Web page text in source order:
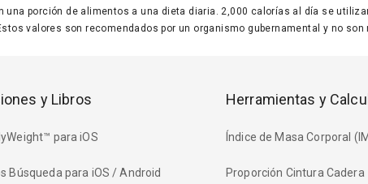
una porción de alimentos a una dieta diaria. 2,000 calorías al día se
valores son recomendados por un organismo gubernamental y no son
y Libros
para iOS
Búsqueda para iOS / Android
Herramientas y
Índice de Masa Corporal
Proporción Cintura Cadera